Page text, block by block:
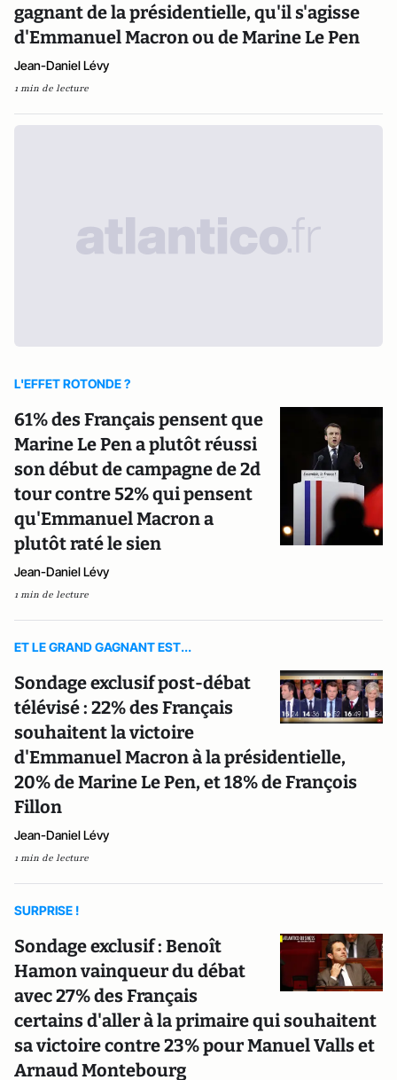
gagnant de la présidentielle, qu'il s'agisse
d'Emmanuel Macron ou de Marine Le Pen
Jean-Daniel Lévy
1 min de lecture
L'EFFET ROTONDE ?
61% des Français pensent que
Marine Le Pen a plutôt réussi
son début de campagne de 2d
tour contre 52% qui pensent
qu'Emmanuel Macron a
plutôt raté le sien
Jean-Daniel Lévy
1 min de lecture
ET LE GRAND GAGNANT EST...
Sondage exclusif post-débat
télévisé : 22% des Français
souhaitent la victoire
d'Emmanuel Macron à la présidentielle,
20% de Marine Le Pen, et 18% de François
Fillon
Jean-Daniel Lévy
1 min de lecture
SURPRISE !
Sondage exclusif : Benoît
Hamon vainqueur du débat
avec 27% des Français
certains d'aller à la primaire qui souhaitent
sa victoire contre 23% pour Manuel Valls et
Arnaud Montebourg